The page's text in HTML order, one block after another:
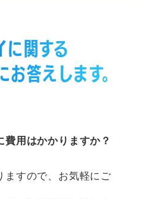
に関する
答えします。
費用はかかりますか？
ますので、お気軽にご